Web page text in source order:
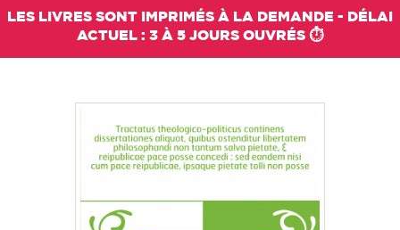
LES LIVRES SONT IMPRIMÉS À LA DEMANDE - DÉLAI
ACTUEL : 3 À 5 JOURS OUVRÉS ⏱️